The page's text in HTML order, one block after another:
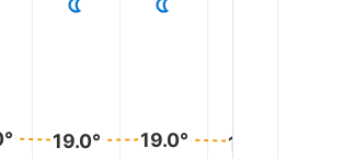
19.0° 19.0° 19.0°